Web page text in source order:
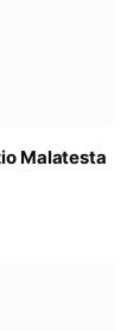
Malatesta